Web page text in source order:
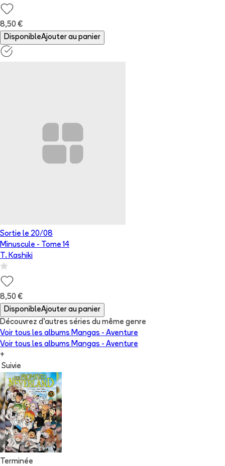
8,50 €
DisponibleAjouter au panier
Sortie le 20/08
Minuscule - Tome14
T. Kashiki
8,50 €
DisponibleAjouter au panier
Découvrez d'autres séries du même genre
Voir tous les albums Mangas - Aventure
Voir tous les albums Mangas - Aventure
+
Suivie
Terminée